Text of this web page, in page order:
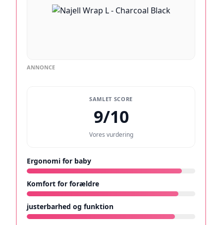
ANNONCE
SAMLET SCORE
9/10
Vores vurdering
Ergonomi for baby
Komfort for forældre
justerbarhed og funktion